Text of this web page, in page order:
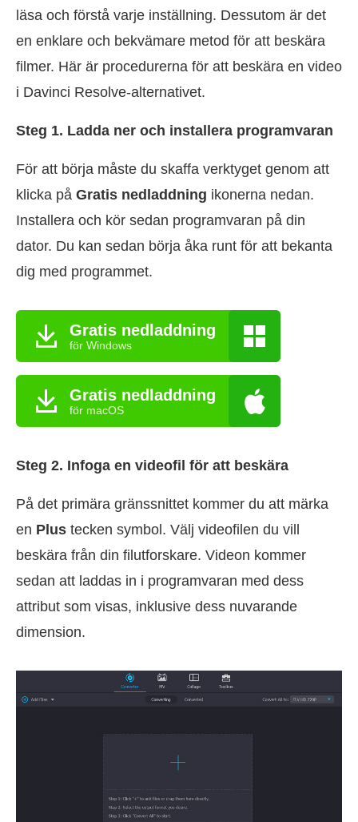
läsa och förstå varje inställning. Dessutom är det
en enklare och bekvämare metod för att beskära
filmer. Här är procedurerna för att beskära en video
i Davinci Resolve-alternativet.
Steg 1. Ladda ner och installera programvaran
För att börja måste du skaffa verktyget genom att
klicka på Gratis nedladdning ikonerna nedan.
Installera och kör sedan programvaran på din
dator. Du kan sedan börja åka runt för att bekanta
dig med programmet.
Gratis nedladdning
för Windows
Gratis nedladdning
för macOS
Steg 2. Infoga en videofil för att beskära
På det primära gränssnittet kommer du att märka
en Plus tecken symbol. Välj videofilen du vill
beskära från din filutforskare. Videon kommer
sedan att laddas in i programvaran med dess
attribut som visas, inklusive dess nuvarande
dimension.